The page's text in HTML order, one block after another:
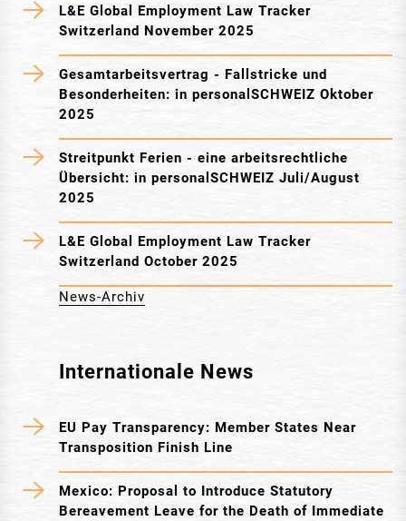
L&E Global Employment Law Tracker
Switzerland November 2025
Gesamtarbeitsvertrag - Fallstricke und
Besonderheiten: in personalSCHWEIZ Oktober
2025
Streitpunkt Ferien - eine arbeitsrechtliche
Übersicht: in personalSCHWEIZ Juli/August
2025
L&E Global Employment Law Tracker
Switzerland October 2025
News-Archiv
Internationale News
EU Pay Transparency: Member States Near
Transposition Finish Line
Mexico: Proposal to Introduce Statutory
Bereavement Leave for the Death of Immediate